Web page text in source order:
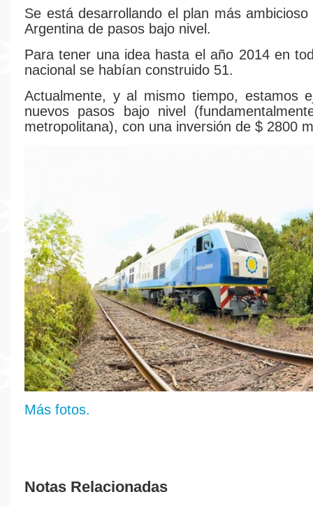
Se está desarrollando el plan más
Argentina de pasos bajo nivel.
Para tener una idea hasta el año 2014 en
nacional se habían construido 51.
Actualmente, y al mismo tiempo, estamos
nuevos pasos bajo nivel
metropolitana), con una inversión de $ 2800
Más fotos.
Notas Relacionadas